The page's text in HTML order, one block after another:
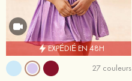
EXPÉDIÉ EN 48H
27 couleurs